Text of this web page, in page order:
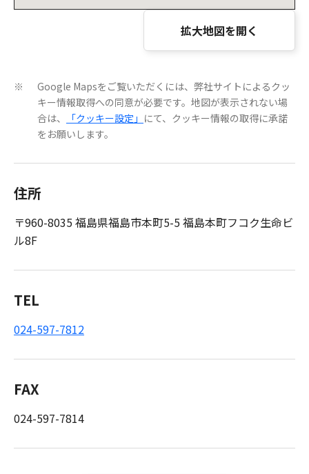
拡大地図を開く
※
Google Mapsをご覧いただくには、弊社サイトによるクッ
キー情報取得への同意が必要です。地図が表示されない場
合は、
「クッキー設定」 にて、クッキー情報の取得に承諾
をお願いします。
住所
〒960-8035 福島県福島市本町5-5 福島本町フコク生命ビ
ル8F
TEL
024-597-7812
FAX
024-597-7814